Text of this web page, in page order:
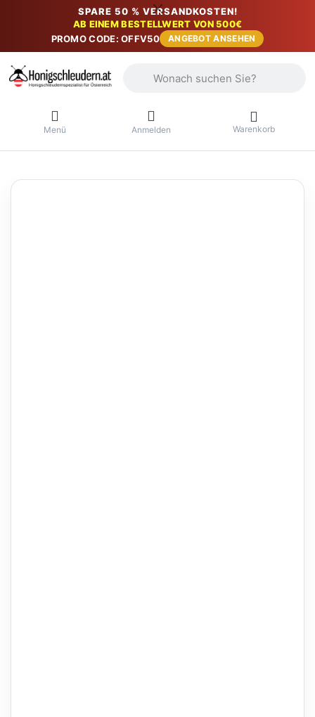
SPARE 50 % VERSANDKOSTEN!
AB EINEM BESTELLWERT VON 500€
PROMO CODE: OFFV50
ANGEBOT ANSEHEN
Menü Anmelden Warenkorb